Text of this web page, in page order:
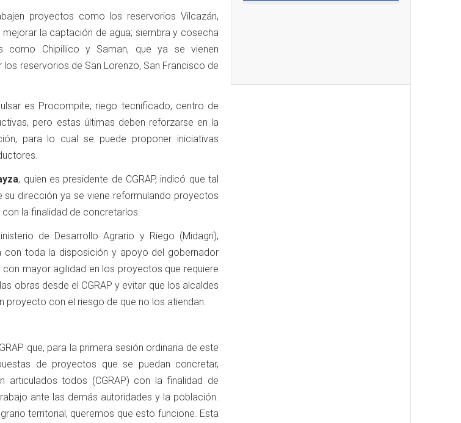
proyectos como los reservorios Vilcazán,
la captación de agua; siembra y cosecha
como Chipillico y Saman, que ya se vienen
reservorios de San Lorenzo, San Francisco de
es Procompite; riego tecnificado; centro de
pero estas últimas deben reforzarse en la
para lo cual se puede proponer iniciativas
, quien es presidente de CGRAP, indicó que tal
dirección ya se viene reformulando proyectos
la finalidad de concretarlos.
de Desarrollo Agrario y Riego (Midagri),
con toda la disposición y apoyo del gobernador
mayor agilidad en los proyectos que requiere
obras desde el CGRAP y evitar que los alcaldes
proyecto con el riesgo de que no los atiendan.
que, para la primera sesión ordinaria de este
de proyectos que se puedan concretar,
articulados todos (CGRAP) con la finalidad de
ante las demás autoridades y la población.
territorial, queremos que esto funcione. Esta